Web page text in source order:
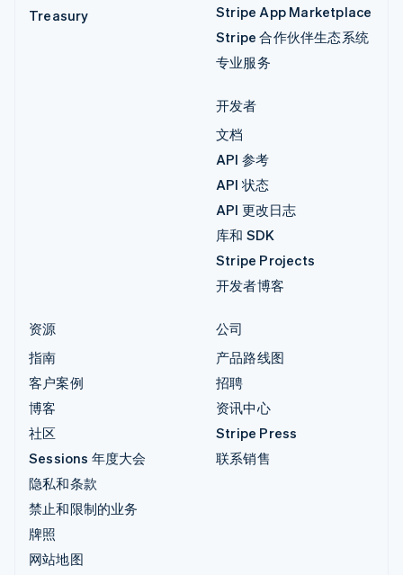
Treasury
Stripe App Marketplace
Stripe 合作伙伴生态系统
专业服务
开发者
文档
API 参考
API 状态
API 更改日志
库和 SDK
Stripe Projects
开发者博客
资源
指南
客户案例
博客
社区
Sessions 年度大会
隐私和条款
禁止和限制的业务
牌照
网站地图
公司
产品路线图
招聘
资讯中心
Stripe Press
联系销售